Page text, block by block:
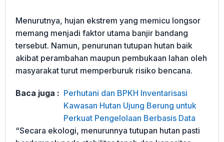
Menurutnya, hujan ekstrem yang memicu longsor
memang menjadi faktor utama banjir bandang
tersebut. Namun, penurunan tutupan hutan baik
akibat perambahan maupun pembukaan lahan oleh
masyarakat turut memperburuk risiko bencana.
Baca juga : Perhutani dan BPKH Inventarisasi
Kawasan Hutan Ujung Berung untuk
Perkuat Pengelolaan Berbasis Data
“Secara ekologi, menurunnya tutupan hutan pasti